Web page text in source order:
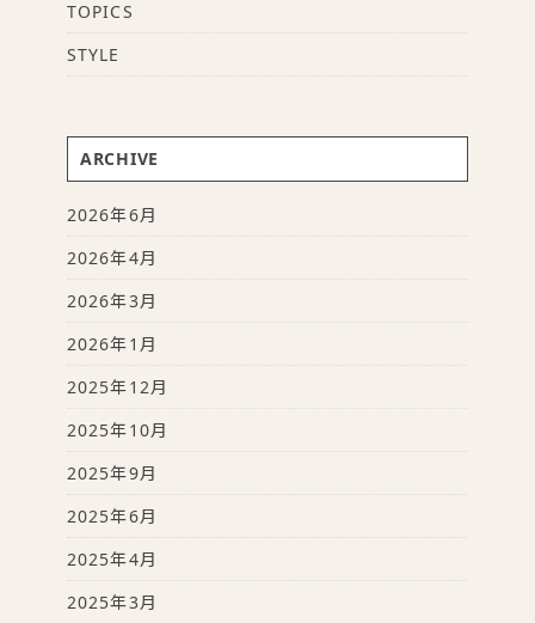
TOPICS
STYLE
ARCHIVE
2026年6月
2026年4月
2026年3月
2026年1月
2025年12月
2025年10月
2025年9月
2025年6月
2025年4月
2025年3月